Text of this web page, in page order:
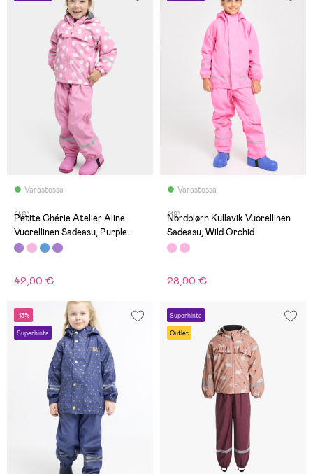
Varastossa
(46)
Petite Chérie Atelier Aline
Vuorellinen Sadeasu, Purple
Dots
42,90 €
Varastossa
(18)
Nordbjørn Kullavik Vuorellinen
Sadeasu, Wild Orchid
28,90 €
-13%
Superhinta
Superhinta
Outlet